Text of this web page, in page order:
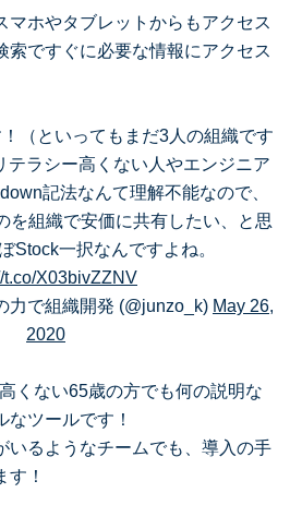
マホやタブレットからもアクセス
索ですぐに必要な情報にアクセス
（といってもまだ3人の組織です
テラシー高くない人やエンジニア
記法なんて理解不能なので、
を組織で安価に共有したい、と思
Stock一択なんですよね。
t.co/X03bivZZNV
で組織開発 (@junzo_k) May 26,
2020
くない65歳の方でも何の説明な
なツールです！
いるようなチームでも、導入の手
す！